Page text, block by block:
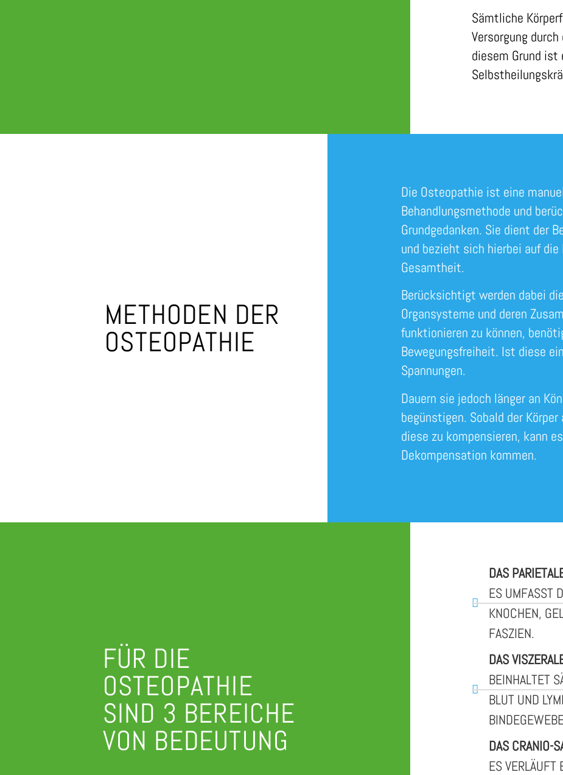
Sämtliche
Versorgung
diesem Grund
METHODEN DER
OSTEOPATHIE
Die Osteopathie ist eine
Behandlungsmethode und
Grundgedanken. Sie dient der
und bezieht sich hierbei auf
Gesamtheit.
Berücksichtigt werden dabei
Organsysteme und deren
funktionieren zu können,
Bewegungsfreiheit. Ist diese
Spannungen.
Dauern sie jedoch länger an
begünstigen. Sobald der
diese zu kompensieren, kann
Dekompensation kommen.
FÜR DIE
OSTEOPATHIE
SIND 3 BEREICHE
VON BEDEUTUNG
DAS
ES UMFASST
KNOCHEN,
FASZIEN.
DAS
BEINHALTET
BLUT UND
INDEGEWEBE
DAS CRANIO-
ES VERLÄUFT